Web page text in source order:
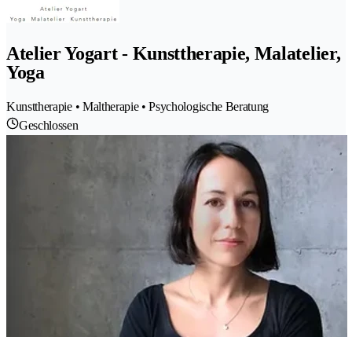
Atelier Yogart - Kunsttherapie, Malatelier,
Yoga
Kunsttherapie • Maltherapie • Psychologische Beratung
Geschlossen